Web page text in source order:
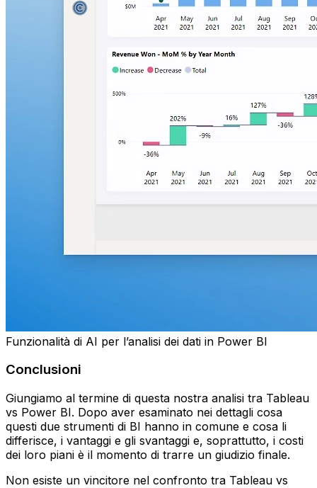
Funzionalità di AI per l’analisi dei dati in Power BI
Conclusioni
Giungiamo al termine di questa nostra analisi tra Tableau
vs Power BI. Dopo aver esaminato nei dettagli cosa
questi due strumenti di BI hanno in comune e cosa li
differisce, i vantaggi e gli svantaggi e, soprattutto, i costi
dei loro piani è il momento di trarre un giudizio finale.
Non esiste un vincitore nel confronto tra Tableau vs